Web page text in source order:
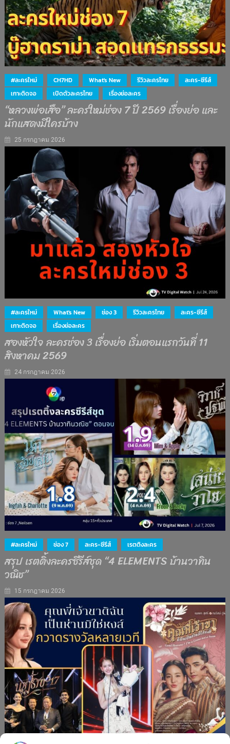
#ละครใหม่ CH7HD What's New รีวิวละครไทย
ละคร-ซีรีส์
เกาะติดจอ
เปิดตัวละครไทย เรื่องย่อละคร
“หลวงพ่อเสือ” ละครใหม่ช่อง 7 ปี 2569 เรื่องย่อ และ
นักแสดงมีใครบ้าง
25 กรกฎาคม 2026
#ละครใหม่ What's New ช่อง 3 รีวิวละครไทย
ละคร-ซีรีส์
เกาะติดจอ
เรื่องย่อละคร
สองหัวใจ ละครช่อง 3 เรื่องย่อ เริ่มตอนแรกวันที่ 11
สิงหาคม 2569
24 กรกฎาคม 2026
#ละครใหม่ ช่อง 7 ละคร-ซีรีส์ เรตติงละคร
สรุป เรตติ้งละครซีรีส์ชุด “4 ELEMENTS บ้านวาทิน
วณิช”
15 กรกฎาคม 2026